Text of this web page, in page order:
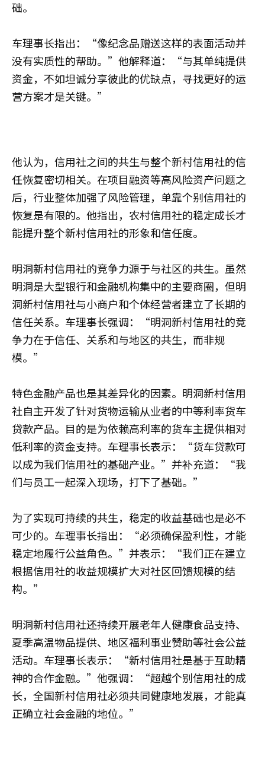
础。
车理事长指出：“像纪念品赠送这样的表面活动并
没有实质性的帮助。”他解释道：“与其单纯提供
资金，不如坦诚分享彼此的优缺点，寻找更好的运
营方案才是关键。”
他认为，信用社之间的共生与整个新村信用社的信
任恢复密切相关。在项目融资等高风险资产问题之
后，行业整体加强了风险管理，单靠个别信用社的
恢复是有限的。他指出，农村信用社的稳定成长才
能提升整个新村信用社的形象和信任度。
明洞新村信用社的竞争力源于与社区的共生。虽然
明洞是大型银行和金融机构集中的主要商圈，但明
洞新村信用社与小商户和个体经营者建立了长期的
信任关系。车理事长强调：“明洞新村信用社的竞
争力在于信任、关系和与地区的共生，而非规
模。”
特色金融产品也是其差异化的因素。明洞新村信用
社自主开发了针对货物运输从业者的中等利率货车
贷款产品。目的是为依赖高利率的货车主提供相对
低利率的资金支持。车理事长表示：“货车贷款可
以成为我们信用社的基础产业。”并补充道：“我
们与员工一起深入现场，打下了基础。”
为了实现可持续的共生，稳定的收益基础也是必不
可少的。车理事长指出：“必须确保盈利性，才能
稳定地履行公益角色。”并表示：“我们正在建立
根据信用社的收益规模扩大对社区回馈规模的结
构。”
明洞新村信用社还持续开展老年人健康食品支持、
夏季高温物品提供、地区福利事业赞助等社会公益
活动。车理事长表示：“新村信用社是基于互助精
神的合作金融。”他强调：“超越个别信用社的成
长，全国新村信用社必须共同健康地发展，才能真
正确立社会金融的地位。”